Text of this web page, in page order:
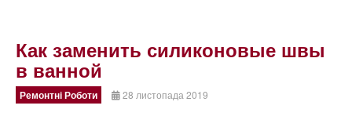
Как заменить силиконовые швы
в ванной
Ремонтні Роботи 28 листопада 2019